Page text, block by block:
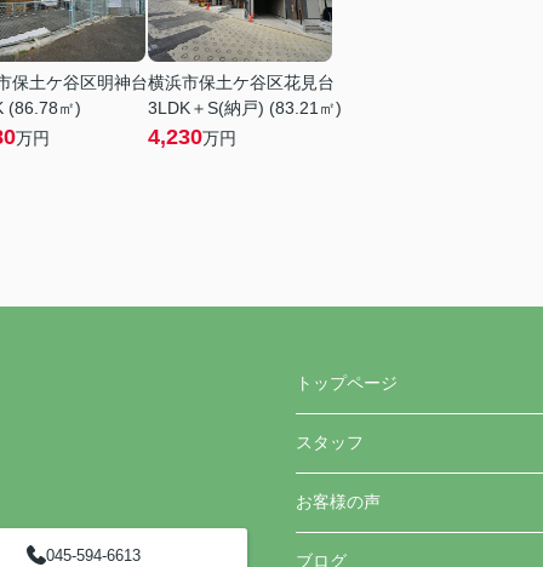
保土ケ谷区明神台
(86.78㎡)
万円
横浜市保土ケ谷区花見台
3LDK＋S(納戸) (83.21㎡)
4,230万円
045-594-6613
トップページ
スタッフ
お客様の声
ブログ